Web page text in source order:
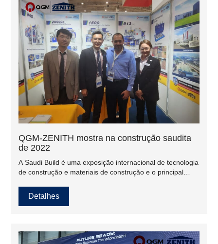
QGM-ZENITH mostra na construção saudita
de 2022
A Saudi Build é uma exposição internacional de tecnologia
de construção e materiais de construção e o principal
mundo estão representadas e trazem o melhor da
tecnologia e produtos de construção do mundo para o
Detalhes